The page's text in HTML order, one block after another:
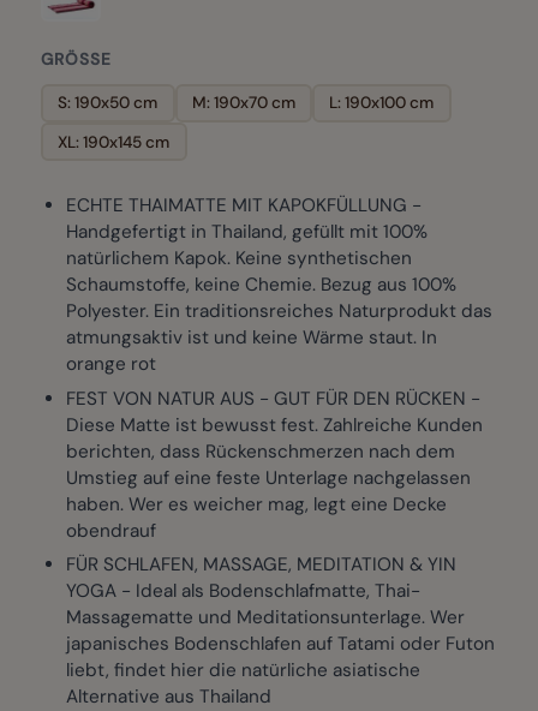
GRÖSSE
S: 190x50 cm M: 190x70 cm
L: 190x100 cm
XL: 190x145 cm
ECHTE THAIMATTE MIT KAPOKFÜLLUNG -
Handgefertigt in Thailand, gefüllt mit 100%
natürlichem Kapok. Keine synthetischen
Schaumstoffe, keine Chemie. Bezug aus 100%
Polyester. Ein traditionsreiches Naturprodukt das
atmungsaktiv ist und keine Wärme staut. In
orange rot
FEST VON NATUR AUS - GUT FÜR DEN RÜCKEN -
Diese Matte ist bewusst fest. Zahlreiche Kunden
berichten, dass Rückenschmerzen nach dem
Umstieg auf eine feste Unterlage nachgelassen
haben. Wer es weicher mag, legt eine Decke
obendrauf
FÜR SCHLAFEN, MASSAGE, MEDITATION & YIN
YOGA - Ideal als Bodenschlafmatte, Thai-
Massagematte und Meditationsunterlage. Wer
japanisches Bodenschlafen auf Tatami oder Futon
liebt, findet hier die natürliche asiatische
Alternative aus Thailand